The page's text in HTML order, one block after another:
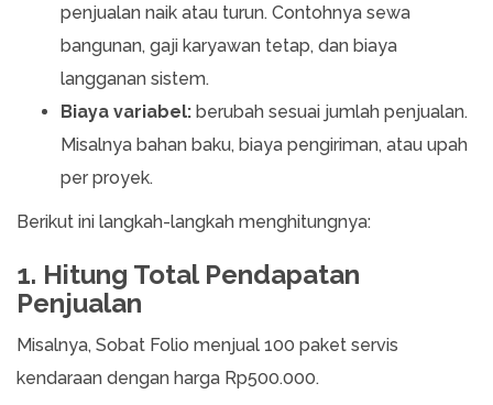
penjualan naik atau turun. Contohnya sewa
bangunan, gaji karyawan tetap, dan biaya
langganan sistem.
Biaya variabel: berubah sesuai jumlah penjualan.
Misalnya bahan baku, biaya pengiriman, atau upah
per proyek.
Berikut ini langkah-langkah menghitungnya:
1. Hitung Total Pendapatan
Penjualan
Misalnya, Sobat Folio menjual 100 paket servis
kendaraan dengan harga Rp500.000.